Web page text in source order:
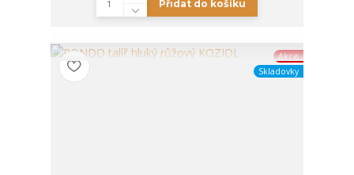
Přidat do košíku
Akce
Skladovky